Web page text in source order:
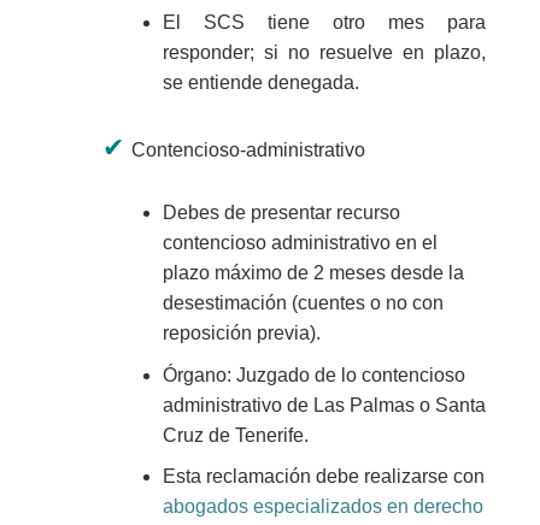
El SCS tiene otro mes para
responder; si no resuelve en plazo,
se entiende denegada.
✔ Contencioso-administrativo
Debes de presentar recurso
contencioso administrativo en el
plazo máximo de 2 meses desde la
desestimación (cuentes o no con
reposición previa).
Órgano: Juzgado de lo contencioso
administrativo de Las Palmas o Santa
Cruz de Tenerife.
Esta reclamación debe realizarse con
abogados especializados en derecho